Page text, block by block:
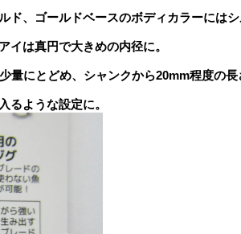
ド、ゴールドベースのボディカラーにはシ
イは真円で大きめの内径に。
量にとどめ、シャンクから20mm程度の長
るような設定に。